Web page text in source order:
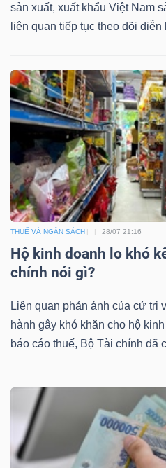
sản xuất, xuất khẩu Việt Nam
liên quan tiếp tục theo dõi
THUẾ VÀ NGÂN SÁCH 28/07 21:16
Hộ kinh doanh lo khó
chính nói gì?
Liên quan phản ánh của cử tri
hành gây khó khăn cho hộ
báo cáo thuế, Bộ Tài chính đã
(-)
vụ
(-)
Đào
tạo
Sách
tài
chính
Công
đầu
tư